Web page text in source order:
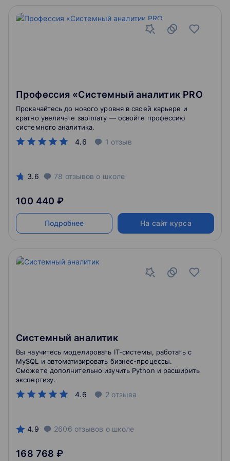
Профессия «Системный аналитик PRO
4.6 1 отзыв
Прокачайтесь до нового уровня в своей карьере и
кратно увеличьте зарплату — освойте профессию
системного аналитика.
3.6 78 отзывов о школе
100 440 ₽
Подробнее На сайт курса
Системный аналитик
4.6 2 отзыва
Вы научитесь моделировать IT-системы, работать с
MySQL и автоматизировать бизнес-процессы.
Сможете дополнительно изучить Python и расширить
экспертизу.
4.9 2606 отзывов о школе
168 768 ₽